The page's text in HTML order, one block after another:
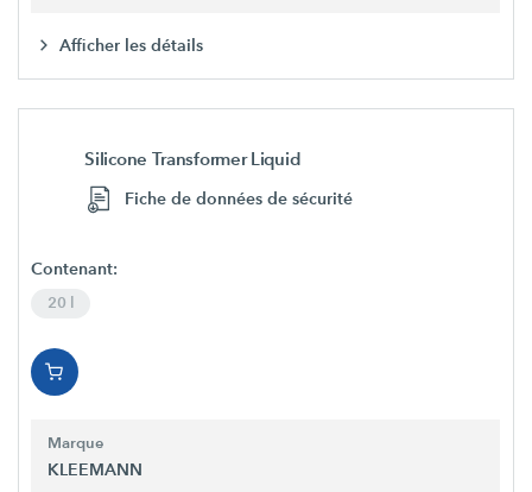
Afficher les détails
Silicone Transformer Liquid
Fiche de données de sécurité
Contenant:
20 l
Marque
KLEEMANN